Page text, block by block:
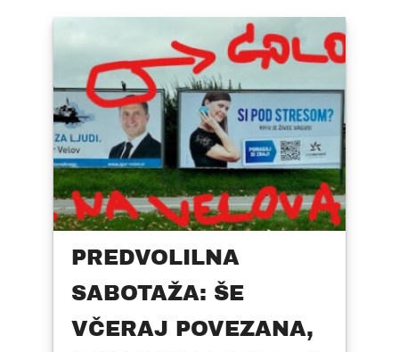
PREDVOLILNA
SABOTAŽA: ŠE
VČERAJ POVEZANA,